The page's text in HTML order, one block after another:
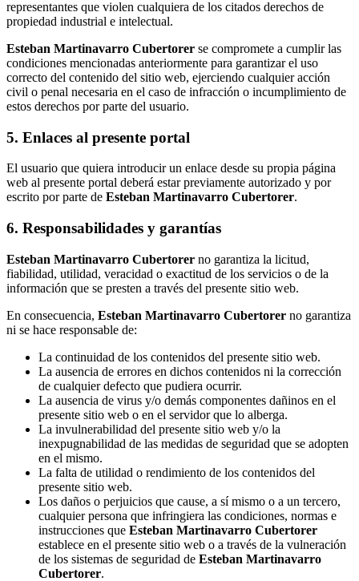
representantes que violen cualquiera de los citados derechos de
propiedad industrial e intelectual.
Esteban Martinavarro Cubertorer se compromete a cumplir las
condiciones mencionadas anteriormente para garantizar el uso
correcto del contenido del sitio web, ejerciendo cualquier acción
civil o penal necesaria en el caso de infracción o incumplimiento de
estos derechos por parte del usuario.
5. Enlaces al presente portal
El usuario que quiera introducir un enlace desde su propia página
web al presente portal deberá estar previamente autorizado y por
escrito por parte de Esteban Martinavarro Cubertorer.
6. Responsabilidades y garantías
Esteban Martinavarro Cubertorer no garantiza la licitud,
fiabilidad, utilidad, veracidad o exactitud de los servicios o de la
información que se presten a través del presente sitio web.
En consecuencia, Esteban Martinavarro Cubertorer no garantiza
ni se hace responsable de:
La continuidad de los contenidos del presente sitio web.
La ausencia de errores en dichos contenidos ni la corrección
de cualquier defecto que pudiera ocurrir.
La ausencia de virus y/o demás componentes dañinos en el
presente sitio web o en el servidor que lo alberga.
La invulnerabilidad del presente sitio web y/o la
inexpugnabilidad de las medidas de seguridad que se adopten
en el mismo.
La falta de utilidad o rendimiento de los contenidos del
presente sitio web.
Los daños o perjuicios que cause, a sí mismo o a un tercero,
cualquier persona que infringiera las condiciones, normas e
instrucciones que Esteban Martinavarro Cubertorer
establece en el presente sitio web o a través de la vulneración
de los sistemas de seguridad de Esteban Martinavarro
Cubertorer.